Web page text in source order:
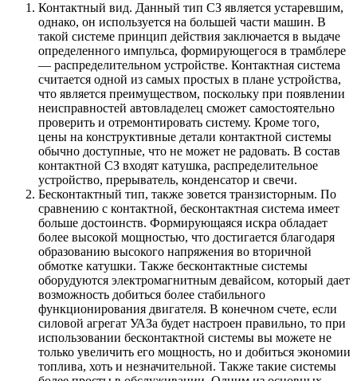
Контактный вид. Данный тип СЗ является устаревшим,
однако, он используется на большей части машин. В
такой системе принцип действия заключается в выдаче
определенного импульса, формирующегося в трамблере
— распределительном устройстве. Контактная система
считается одной из самых простых в плане устройства,
что является преимуществом, поскольку при появлении
неисправностей автовладелец сможет самостоятельно
проверить и отремонтировать систему. Кроме того,
цены на конструктивные детали контактной системы
обычно доступные, что не может не радовать. В состав
контактной СЗ входят катушка, распределительное
устройство, прерыватель, конденсатор и свечи.
Бесконтактный тип, также зовется транзисторным. По
сравнению с контактной, бесконтактная система имеет
больше достоинств. Формирующаяся искра обладает
более высокой мощностью, что достигается благодаря
образованию высокого напряжения во вторичной
обмотке катушки. Также бесконтактные системы
оборудуются электромагнитным девайсом, который дает
возможность добиться более стабильного
функционирования двигателя. В конечном счете, если
силовой агрегат УАЗа будет настроен правильно, то при
использовании бесконтактной системы вы можете не
только увеличить его мощность, но и добиться экономии
топлива, хоть и незначительной. Также такие системы